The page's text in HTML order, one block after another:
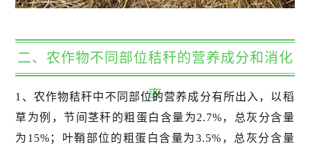
二、农作物不同部位秸秆的营养成分和消化
率
1、农作物秸秆中不同部位的营养成分有所出入，以稻
草为例，节间茎秆的粗蛋白含量为2.7%，总灰分含量
为15%；叶鞘部位的粗蛋白含量为3.5%，总灰分含量